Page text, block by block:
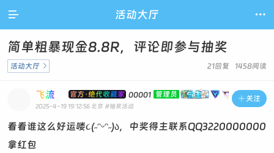
 活动大厅 
简单粗暴现金8.8R，评论即参与抽奖
21回复 1458阅读
活动大厅 
 关注
飞流 官方·绝代收藏家 00001 管理员
2025-4-19 19:12:56 北京 #抽奖活动
看看谁这么好运喽૮(˶ᵔᵕᵔ˶)ა，中奖得主联系QQ3220000000
拿红包